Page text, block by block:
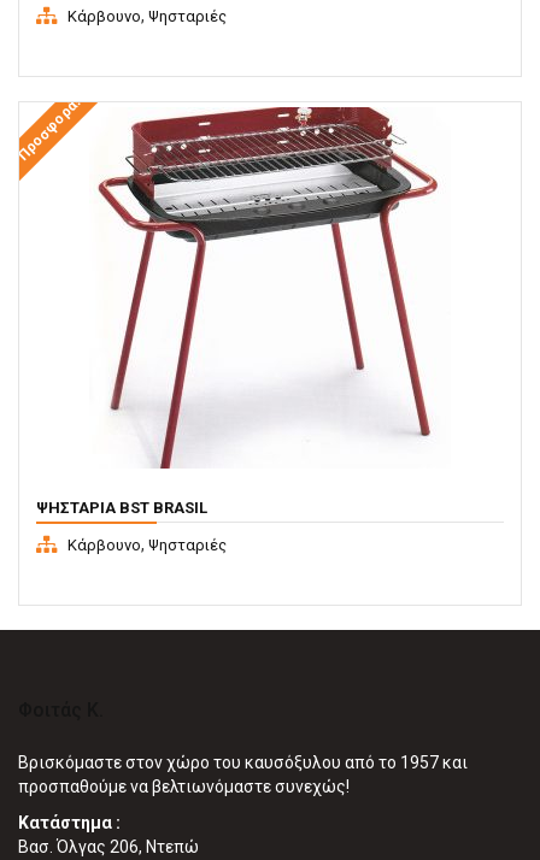
Κάρβουνο, Ψησταριές
Προσφορά!
ΨΗΣΤΑΡΙΆ BST BRASIL
Κάρβουνο, Ψησταριές
Βρισκόμαστε στον χώρο του καυσόξυλου από το 1957 και
προσπαθούμε να βελτιωνόμαστε συνεχώς!
Κατάστημα :
Βασ. Όλγας 206, Ντεπώ